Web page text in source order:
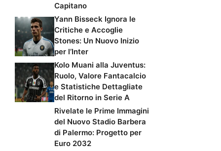
Capitano
Yann Bisseck Ignora le
Critiche e Accoglie
Stones: Un Nuovo Inizio
per l’Inter
Kolo Muani alla Juventus:
Ruolo, Valore Fantacalcio
e Statistiche Dettagliate
del Ritorno in Serie A
Rivelate le Prime Immagini
del Nuovo Stadio Barbera
di Palermo: Progetto per
Euro 2032